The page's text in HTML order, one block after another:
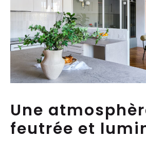
Une
feutrée et